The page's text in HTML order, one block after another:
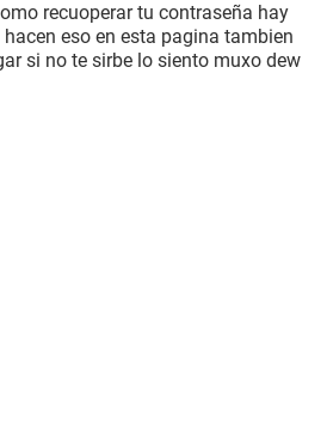
recuoperar tu contraseña hay
eso en esta pagina tambien
si no te sirbe lo siento muxo dew